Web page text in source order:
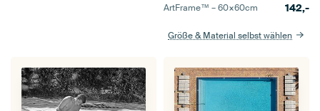
ArtFrame™ –60×60cm 142,-
Größe & Material selbst wählen